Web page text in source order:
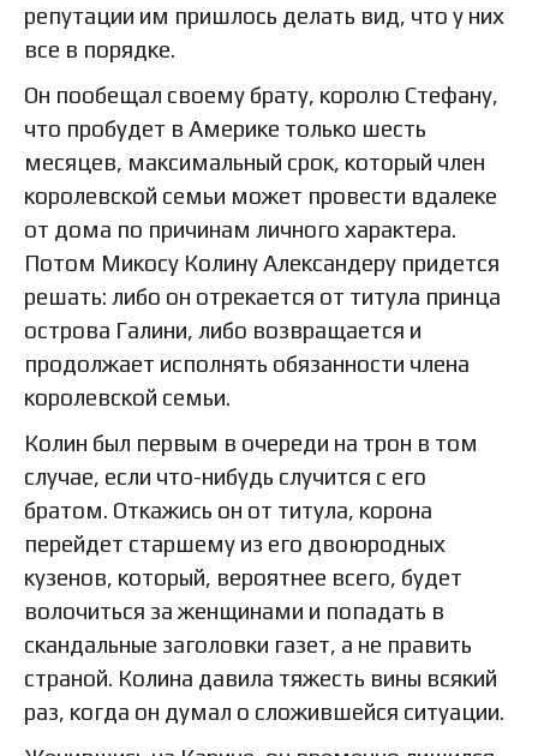
репутации им пришлось делать вид, что у них
все в порядке.
Он пообещал своему брату, королю Стефану,
что пробудет в Америке только шесть
месяцев, максимальный срок, который член
королевской семьи может провести вдалеке
от дома по причинам личного характера.
Потом Микосу Колину Александеру придется
решать: либо он отрекается от титула принца
острова Галини, либо возвращается и
продолжает исполнять обязанности члена
королевской семьи.
Колин был первым в очереди на трон в том
случае, если что-нибудь случится с его
братом. Откажись он от титула, корона
перейдет старшему из его двоюродных
кузенов, который, вероятнее всего, будет
волочиться за женщинами и попадать в
скандальные заголовки газет, а не править
страной. Колина давила тяжесть вины всякий
раз, когда он думал о сложившейся ситуации.